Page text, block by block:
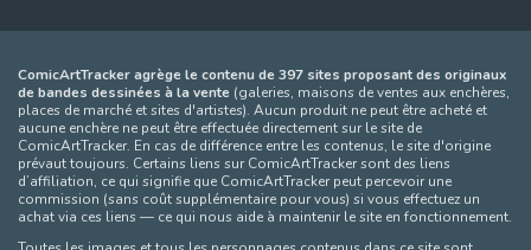
ComicArtTracker agrège le contenu de 397 sites proposant des originaux
de bandes dessinées à la vente (galeries, maisons de ventes aux enchères,
places de marché et sites d'artistes). Aucun produit ne peut être acheté et
aucune enchère ne peut être effectuée directement sur le site de
ComicArtTracker. En cas de différence entre les contenus, le site d'origine
prévaut toujours. Certains liens sur ComicArtTracker sont des liens
d’affiliation, ce qui signifie que ComicArtTracker peut percevoir une
commission (sans coût supplémentaire pour vous) si vous effectuez un
achat via ces liens — ce qui nous aide à maintenir le site en fonctionnement.